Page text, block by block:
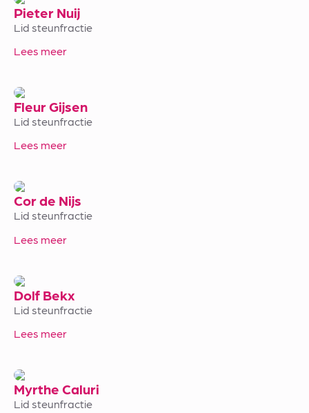
Pieter Nuij
Lid steunfractie
Lees meer
Fleur Gijsen
Lid steunfractie
Lees meer
Cor de Nijs
Lid steunfractie
Lees meer
Dolf Bekx
Lid steunfractie
Lees meer
Myrthe Caluri
Lid steunfractie